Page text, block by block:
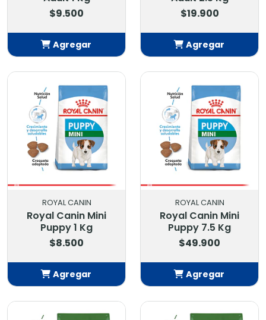
$9.500
Agregar
Añadido
$19.900
Agregar
Añadido
ROYAL CANIN
Royal Canin Mini
Puppy 1 Kg
$8.500
Agregar
ROYAL CANIN
Royal Canin Mini
Puppy 7.5 Kg
$49.900
Agregar